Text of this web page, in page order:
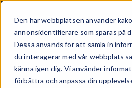
Den här webbplatsen använder
annonsidentifierare som sparas på
Dessa används för att samla in
du interagerar med vår webbplats
känna igen dig. Vi använder
förbättra och anpassa din